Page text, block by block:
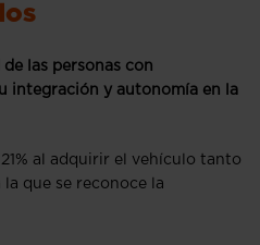
las personas con
integración y autonomía en la
al adquirir el vehículo tanto
que se reconoce la